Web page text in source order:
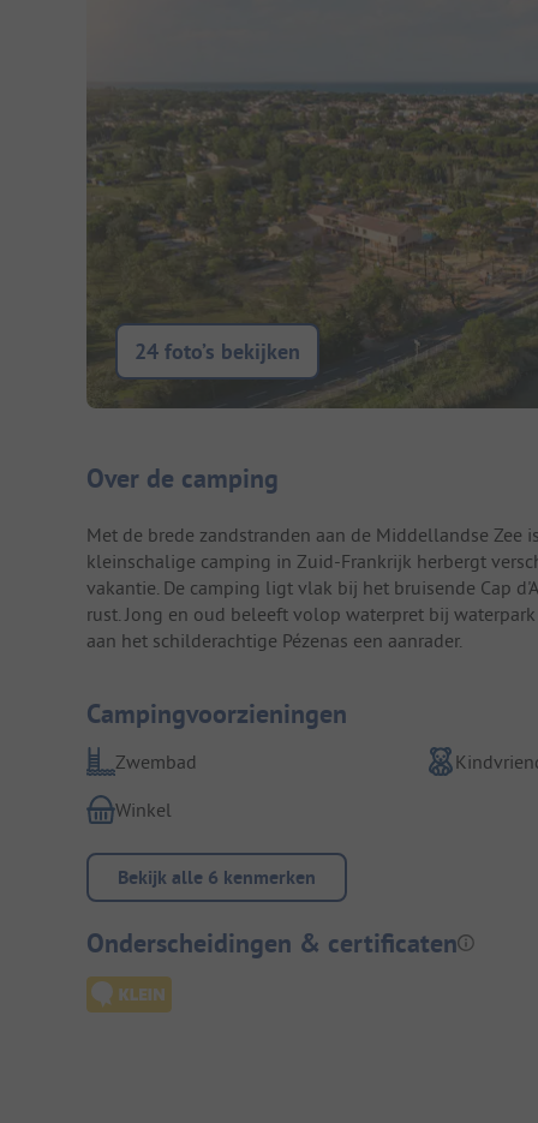
24 foto’s bekijken
Camping introductie
Over de camping
Met de brede zandstranden aan de Middellandse Zee
kleinschalige camping in Zuid-Frankrijk herbergt
vakantie. De camping ligt vlak bij het bruisende Cap
rust. Jong en oud beleeft volop waterpret bij
aan het schilderachtige Pézenas een aanrader.
Campingvoorzieningen
Zwembad
Winkel
Bekijk alle 6 kenmerken
Onderscheidingen & certificaten